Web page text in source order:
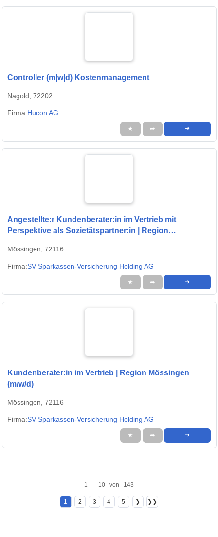
Controller (m|w|d) Kostenmanagement
Nagold, 72202
Firma:Hucon AG
★ ➦ ➜
Angestellte:r Kundenberater:in im Vertrieb mit
Perspektive als Sozietätspartner:in | Region
Mössingen, 72116
Firma:SV Sparkassen-Versicherung Holding AG
★ ➦ ➜
Kundenberater:in im Vertrieb | Region Mössingen
(m/w/d)
Mössingen, 72116
Firma:SV Sparkassen-Versicherung Holding AG
★ ➦ ➜
1 - 10 von 143
1 2 3 4 5 ❯ ❯❯